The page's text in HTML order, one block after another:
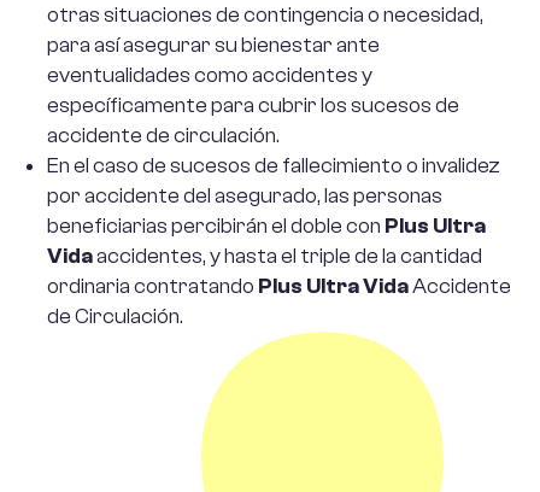
otras situaciones de contingencia o necesidad,
para así asegurar su bienestar ante
eventualidades como accidentes y
específicamente para cubrir los sucesos de
accidente de circulación.
En el caso de sucesos de fallecimiento o invalidez
por accidente del asegurado, las personas
beneficiarias percibirán el doble con Plus Ultra
Vidaaccidentes, y hasta el triple de la cantidad
ordinaria contratando Plus Ultra VidaAccidente
de Circulación.